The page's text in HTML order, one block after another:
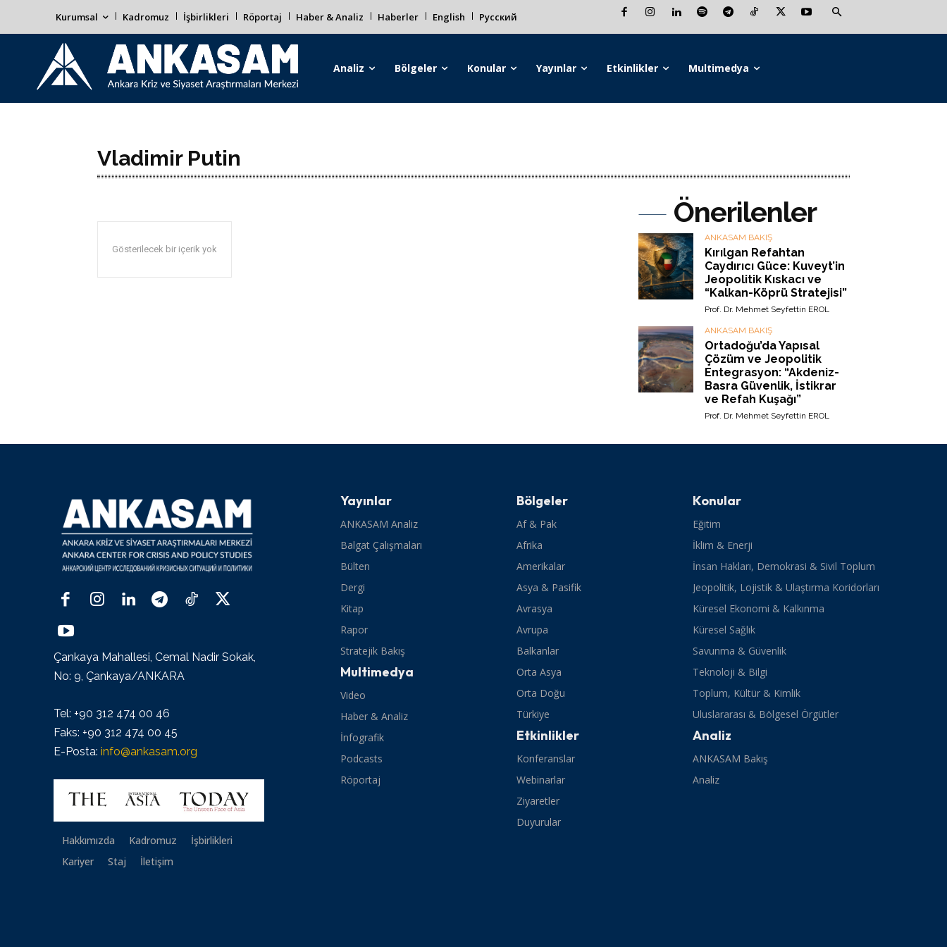
Kurumsal Kadromuz İşbirlikleri Röportaj Haber & Analiz Haberler English Русский
Analiz Bölgeler Konular Yayınlar Etkinlikler Multimedya
Vladimir Putin
Gösterilecek bir içerik yok
Önerilenler
ANKASAM BAKIŞ
Kırılgan Refahtan
Caydırıcı Güce: Kuveyt’in
Jeopolitik Kıskacı ve
“Kalkan-Köprü Stratejisi”
Prof. Dr. Mehmet Seyfettin EROL
ANKASAM BAKIŞ
Ortadoğu’da Yapısal
Çözüm ve Jeopolitik
Entegrasyon: “Akdeniz-
Basra Güvenlik, İstikrar
ve Refah Kuşağı”
Prof. Dr. Mehmet Seyfettin EROL
Çankaya Mahallesi, Cemal Nadir Sokak,
No: 9, Çankaya/ANKARA
Tel: +90 312 474 00 46
Faks: +90 312 474 00 45
E-Posta: info@ankasam.org
Hakkımızda Kadromuz
İşbirlikleri
Kariyer
Staj İletişim
Yayınlar
ANKASAM Analiz
Balgat Çalışmaları
Bülten
Dergi
Kitap
Rapor
Stratejik Bakış
Multimedya
Video
Haber & Analiz
İnfografik
Podcasts
Röportaj
Bölgeler
Af & Pak
Afrika
Amerikalar
Asya & Pasifik
Avrasya
Avrupa
Balkanlar
Orta Asya
Orta Doğu
Türkiye
Etkinlikler
Konferanslar
Webinarlar
Ziyaretler
Duyurular
Konular
Eğitim
İklim & Enerji
İnsan Hakları, Demokrasi & Sivil Toplum
Jeopolitik, Lojistik & Ulaştırma Koridorları
Küresel Ekonomi & Kalkınma
Küresel Sağlık
Savunma & Güvenlik
Teknoloji & Bilgi
Toplum, Kültür & Kimlik
Uluslararası & Bölgesel Örgütler
Analiz
ANKASAM Bakış
Analiz